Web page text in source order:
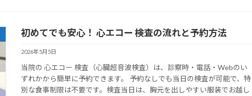
初めてでも安心！ 心エコー 検査の流れと予約方法
2026年5月5日
当院の 心エコー 検査（心臓超音波検査）は、診察時・電話・Webのい
ずれかから簡単に予約できます。 予約なしでも当日の検査が可能で、特
別な食事制限は不要です。検査当日は、胸元を出しやすい服装でお越し